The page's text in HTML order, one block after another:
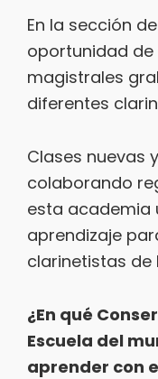
En la sección de
oportunidad
magistrales
diferentes
Clases nuevas
colaborando
esta academia
aprendizaje
clarinetistas de
¿En qué
Escuela del
aprender con